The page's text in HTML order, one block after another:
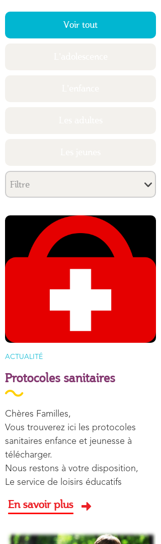
Voir tout
Filtre
Image aperçu
TYPE D'ARTICLE
ACTUALITÉ
Protocoles sanitaires
Résumé
Chères Familles,
Vous trouverez ici les protocoles
sanitaires enfance et jeunesse à
télécharger.
Nous restons à votre disposition,
Le service de loisirs éducatifs
En savoir plus
Image aperçu